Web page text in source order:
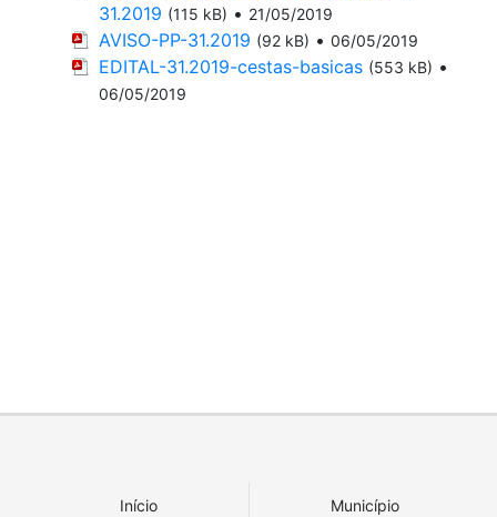
31.2019 (115 kB) • 21/05/2019
AVISO-PP-31.2019 (92 kB) • 06/05/2019
EDITAL-31.2019-cestas-basicas (553 kB) •
06/05/2019
Início Município